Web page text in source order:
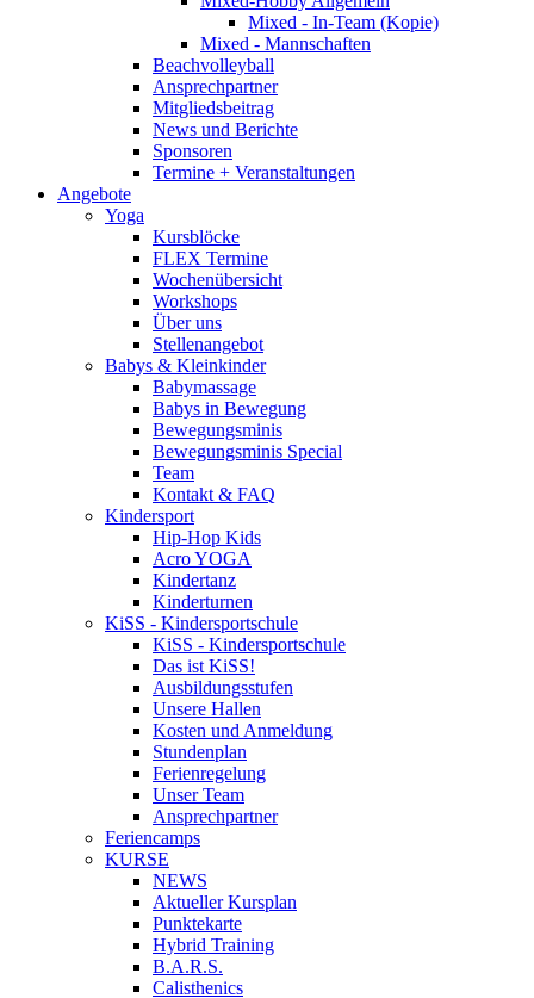
Mixed - In-Team (Kopie)
Mixed - Mannschaften
Beachvolleyball
Ansprechpartner
Mitgliedsbeitrag
News und Berichte
Sponsoren
Termine + Veranstaltungen
Angebote
Yoga
Kursblöcke
FLEX Termine
Wochenübersicht
Workshops
Über uns
Stellenangebot
Babys & Kleinkinder
Babymassage
Babys in Bewegung
Bewegungsminis
Bewegungsminis Special
Team
Kontakt & FAQ
Kindersport
Hip-Hop Kids
Acro YOGA
Kindertanz
Kinderturnen
KiSS - Kindersportschule
KiSS - Kindersportschule
Das ist KiSS!
Ausbildungsstufen
Unsere Hallen
Kosten und Anmeldung
Stundenplan
Ferienregelung
Unser Team
Ansprechpartner
Feriencamps
KURSE
NEWS
Aktueller Kursplan
Punktekarte
Hybrid Training
B.A.R.S.
Calisthenics